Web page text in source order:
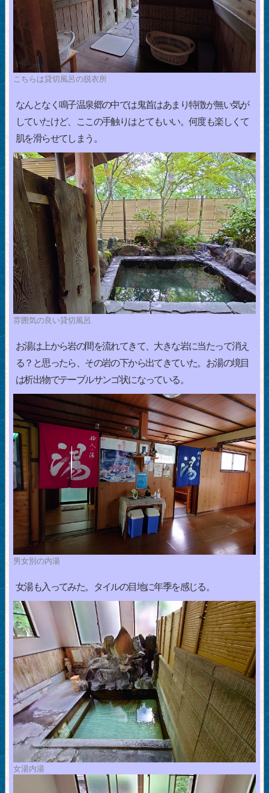
こちらは貸切風呂の脱衣所
なんとなく鳴子温泉郷の中では鬼首はあまり特徴が無い気が
していたけど、ここの手触りはとてもいい。何度も楽しくて
肌を滑らせてしまう。
雰囲気の良い貸切風呂
お湯は上から岩の間を流れてきて、大きな岩に当たって消え
る？と思ったら、その岩の下から出てきていた。お湯の境目
は析出物でテーブルサンゴ状になっている。
男女別の内湯
女湯も入ってみた。タイルの目地に年季を感じる。
女湯内湯